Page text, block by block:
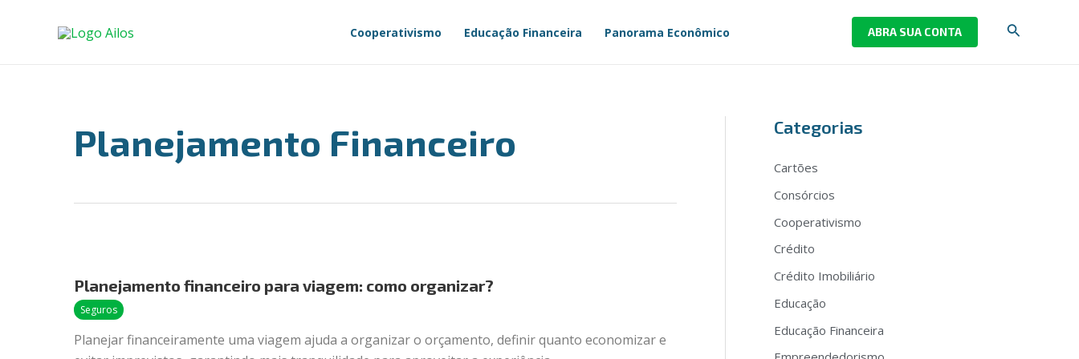
Cooperativismo Educação Financeira Panorama Econômico ABRA SUA CONTA Pesquisar
Planejamento Financeiro
Planejamento financeiro para viagem: como organizar?
Seguros
Planejar financeiramente uma viagem ajuda a organizar o orçamento, definir quanto economizar e
para
viagem:
organizar?
Categorias
Cartões
Consórcios
Cooperativismo
Crédito
Crédito Imobiliário
Educação
Educação Financeira